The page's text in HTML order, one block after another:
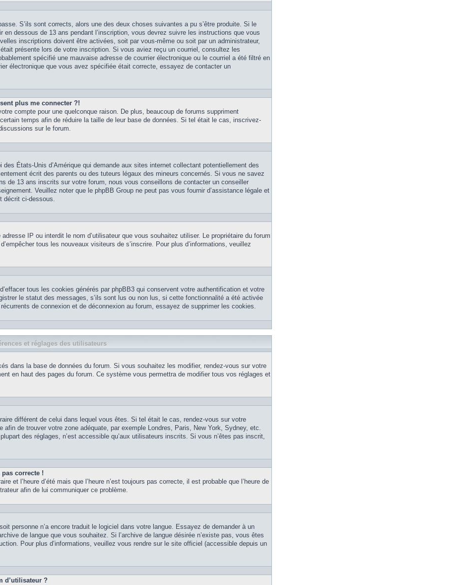
S’ils sont corrects, alors une des deux choses suivantes a pu s’être produite. Si le
dessous de 13 ans pendant l’inscription, vous devrez suivre les instructions que vous
inscriptions doivent être activées, soit par vous-même ou soit par un administrateur,
présente lors de votre inscription. Si vous aviez reçu un courriel, consultez les
spécifié une mauvaise adresse de courrier électronique ou le courriel a été filtré en
électronique que vous avez spécifiée était correcte, essayez de contacter un
plus me connecter ?!
compte pour une quelconque raison. De plus, beaucoup de forums suppriment
temps afin de réduire la taille de leur base de données. Si tel était le cas, inscrivez-
sur le forum.
États-Unis d’Amérique qui demande aux sites internet collectant potentiellement des
écrit des parents ou des tuteurs légaux des mineurs concernés. Si vous ne savez
de 13 ans inscrits sur votre forum, nous vous conseillons de contacter un conseiller
Veuillez noter que le phpBB Group ne peut pas vous fournir d’assistance légale et
décrit ci-dessous.
IP ou interdit le nom d’utilisateur que vous souhaitez utiliser. Le propriétaire du forum
tous les nouveaux visiteurs de s’inscrire. Pour plus d’informations, veuillez
tous les cookies générés par phpBB3 qui conservent votre authentification et votre
le statut des messages, s’ils sont lus ou non lus, si cette fonctionnalité a été activée
de connexion et de déconnexion au forum, essayez de supprimer les cookies.
et réglages des utilisateurs
dans la base de données du forum. Si vous souhaitez les modifier, rendez-vous sur votre
en haut des pages du forum. Ce système vous permettra de modifier tous vos réglages et
différent de celui dans lequel vous êtes. Si tel était le cas, rendez-vous sur votre
afin de trouver votre zone adéquate, par exemple Londres, Paris, New York, Sydney, etc.
des réglages, n’est accessible qu’aux utilisateurs inscrits. Si vous n’êtes pas inscrit,
correcte !
et l’heure d’été mais que l’heure n’est toujours pas correcte, il est probable que l’heure de
afin de lui communiquer ce problème.
personne n’a encore traduit le logiciel dans votre langue. Essayez de demander à un
de langue que vous souhaitez. Si l’archive de langue désirée n’existe pas, vous êtes
Pour plus d’informations, veuillez vous rendre sur le site officiel (accessible depuis un
d’utilisateur ?